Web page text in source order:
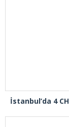
İstanbul’da 4